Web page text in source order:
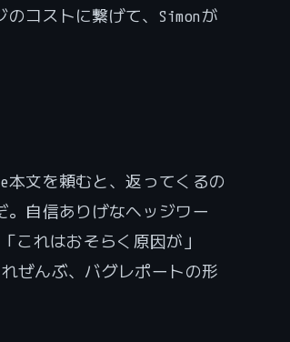
のコストに繋げて、Simonが
文を頼むと、返ってくるの
自信ありげなヘッジワー
これはおそらく原因が」
ぜんぶ、バグレポートの形